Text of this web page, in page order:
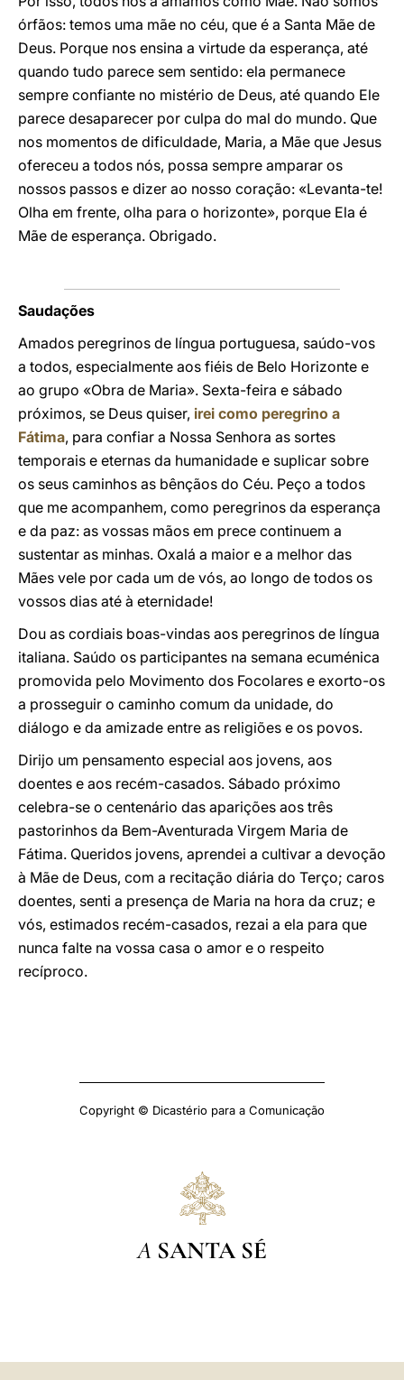
órfãos: temos uma mãe no céu, que é a Santa Mãe de
Deus. Porque nos ensina a virtude da esperança, até
quando tudo parece sem sentido: ela permanece
sempre confiante no mistério de Deus, até quando Ele
parece desaparecer por culpa do mal do mundo. Que
nos momentos de dificuldade, Maria, a Mãe que Jesus
ofereceu a todos nós, possa sempre amparar os
nossos passos e dizer ao nosso coração: «Levanta-te!
Olha em frente, olha para o horizonte», porque Ela é
Mãe de esperança. Obrigado.
Saudações
Amados peregrinos de língua portuguesa, saúdo-vos
a todos, especialmente aos fiéis de Belo Horizonte e
ao grupo «Obra de Maria». Sexta-feira e sábado
próximos, se Deus quiser, irei como peregrino a
Fátima, para confiar a Nossa Senhora as sortes
temporais e eternas da humanidade e suplicar sobre
os seus caminhos as bênçãos do Céu. Peço a todos
que me acompanhem, como peregrinos da esperança
e da paz: as vossas mãos em prece continuem a
sustentar as minhas. Oxalá a maior e a melhor das
Mães vele por cada um de vós, ao longo de todos os
vossos dias até à eternidade!
Dou as cordiais boas-vindas aos peregrinos de língua
italiana. Saúdo os participantes na semana ecuménica
promovida pelo Movimento dos Focolares e exorto-os
a prosseguir o caminho comum da unidade, do
diálogo e da amizade entre as religiões e os povos.
Dirijo um pensamento especial aos jovens, aos
doentes e aos recém-casados. Sábado próximo
celebra-se o centenário das aparições aos três
pastorinhos da Bem-Aventurada Virgem Maria de
Fátima. Queridos jovens, aprendei a cultivar a devoção
à Mãe de Deus, com a recitação diária do Terço; caros
doentes, senti a presença de Maria na hora da cruz; e
vós, estimados recém-casados, rezai a ela para que
nunca falte na vossa casa o amor e o respeito
recíproco.
Copyright © Dicastério para a Comunicação
A SANTA SÉ